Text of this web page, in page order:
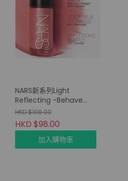
NARS新系列Light
Reflecting -Behave
5ml
HKD $108.00
HKD $98.00
加入購物車